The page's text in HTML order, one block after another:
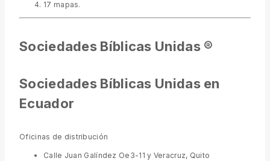
17 mapas.
Sociedades Bíblicas Unidas ®
Sociedades Bíblicas Unidas en
Ecuador
Oficinas de distribución
Calle Juan Galíndez Oe3-11 y Veracruz, Quito